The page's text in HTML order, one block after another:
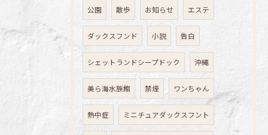
公園 散歩 お知らせ エステ
ダックスフンド 小説 告白
シェットランドシープドック 沖縄
美ら海水族館 禁煙 ワンちゃん
熱中症 ミニチュアダックスフント